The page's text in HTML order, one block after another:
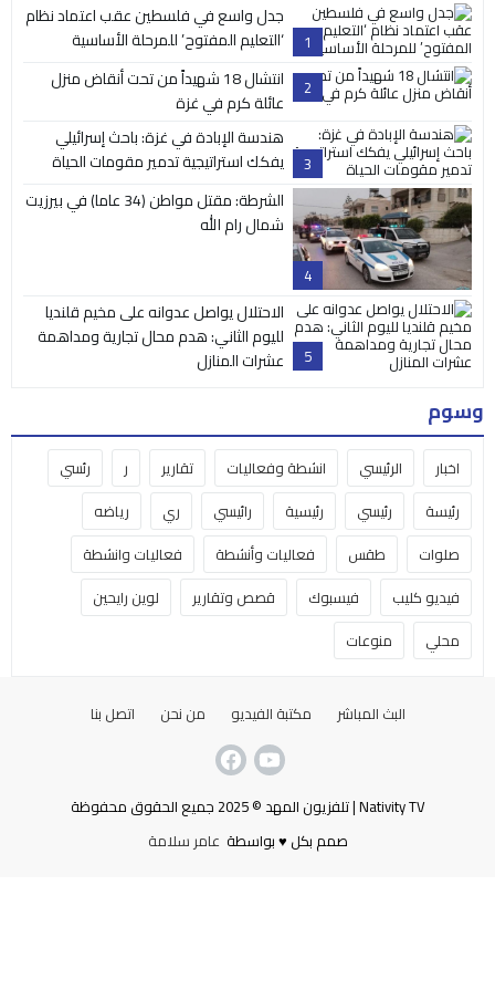
1
جدل واسع في فلسطين عقب اعتماد نظام
‘التعليم المفتوح’ للمرحلة الأساسية
2
انتشال 18 شهيداً من تحت أنقاض منزل
عائلة كرم في غزة
3
هندسة الإبادة في غزة: باحث إسرائيلي
يفكك استراتيجية تدمير مقومات الحياة
4
الشرطة: مقتل مواطن (34 عاما) في بيرزيت
شمال رام الله
5
الاحتلال يواصل عدوانه على مخيم قلنديا
لليوم الثاني: هدم محال تجارية ومداهمة
عشرات المنازل
وسوم
اخبار الرئيسي انشطة وفعاليات تقارير ر
رئسي
رئيسة
رئيسي رئيسية رائيسي ري
رياضه
صلوات
طقس فعاليات وأنشطة
فعاليات وانشطة
فيديو كليب
فيسبوك قصص وتقارير
لوين رايحين
محلي
منوعات
البث المباشر مكتبة الفيديو من نحن اتصل بنا
Nativity TV | تلفزيون المهد © 2025 جميع الحقوق محفوظة
صمم بكل ♥ بواسطة عامر سلامة